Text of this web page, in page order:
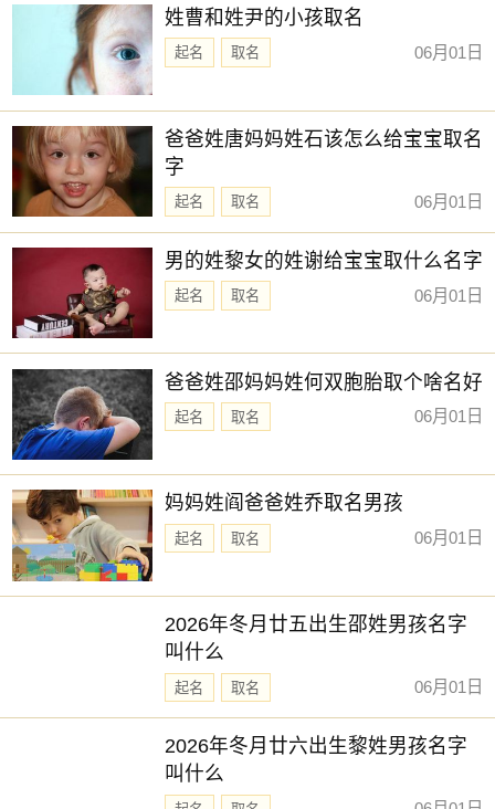
姓曹和姓尹的小孩取名
起名 取名 06月01日
爸爸姓唐妈妈姓石该怎么给宝宝取名
字
起名 取名 06月01日
男的姓黎女的姓谢给宝宝取什么名字
起名 取名 06月01日
爸爸姓邵妈妈姓何双胞胎取个啥名好
起名 取名 06月01日
妈妈姓阎爸爸姓乔取名男孩
起名 取名 06月01日
2026年冬月廿五出生邵姓男孩名字
叫什么
起名 取名 06月01日
2026年冬月廿六出生黎姓男孩名字
叫什么